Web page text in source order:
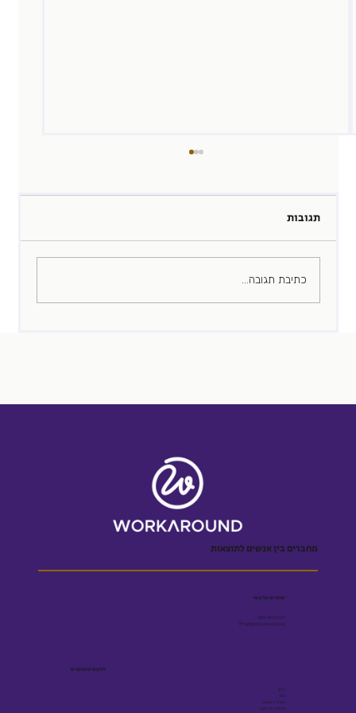
המגייס של היום
תגובות
כתיבת תגובה...
מחברים בין אנשים לתוצאות
שומרים על קשר
055-5001909
Efrat@workaround.blog
לינקים שימושיים
בלוג
ספר
הצהרת נגישות
מדיניות פרטיות